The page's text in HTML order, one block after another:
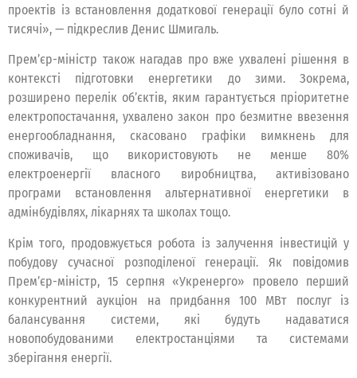
проектів із встановлення додаткової генерації було сотні й
тисячі», — підкреслив Денис Шмигаль.
Прем’єр-міністр також нагадав про вже ухвалені рішення в
контексті підготовки енергетики до зими. Зокрема,
розширено перелік об’єктів, яким гарантується пріоритетне
електропостачання, ухвалено закон про безмитне ввезення
енергообладнання, скасовано графіки вимкнень для
споживачів, що використовують не менше 80%
електроенергії власного виробництва, активізовано
програми встановлення альтернативної енергетики в
адмінбудівлях, лікарнях та школах тощо.
Крім того, продовжується робота із залучення інвестицій у
побудову сучасної розподіленої генерації. Як повідомив
Прем’єр-міністр, 15 серпня «Укренерго» провело перший
конкурентний аукціон на придбання 100 МВт послуг із
балансування системи, які будуть надаватися
новопобудованими електростанціями та системами
зберігання енергії.